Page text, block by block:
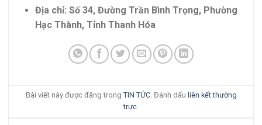
Địa chỉ: Số 34, Đường Trần Bình Trọng, Phường
Hạc Thành, Tỉnh Thanh Hóa
Bài viết này được đăng trong TIN TỨC. Đánh dấu liên kết thường
trực.